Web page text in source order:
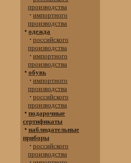
производства
импортного
производства
одежда
российского
производства
импортного
производства
обувь
импортного
производства
российского
производства
подарочные
сертификаты
наблюдательные
приборы
российского
производства